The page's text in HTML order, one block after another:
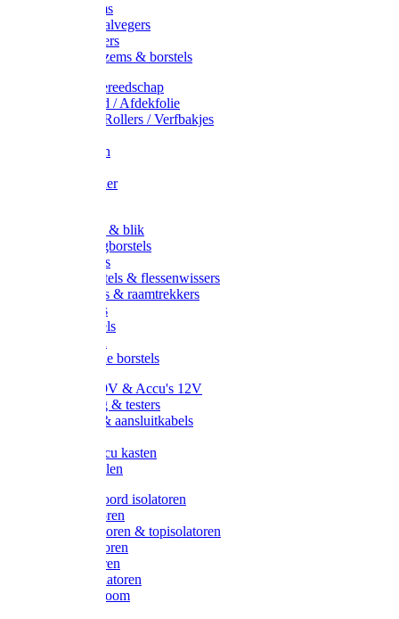
Gootbezems
Kamer-/Zaalvegers
Vloertrekkers
Onkruidbezems & borstels
Schildersgereedschap
Afplakband / Afdekfolie
Kwasten / Rollers / Verfbakjes
Afdekfoliën
Schuurpapier
Handveger & blik
Voetenveegborstels
Handvegers
Afwasborstels & flessenwissers
Wasborstels & raamtrekkers
Tonborstels
Werkborstels
Hygienische borstels
Batterijen 9V & Accu's 12V
Beveiliging & testers
Kabelsets & aansluitkabels
Metalen accu kasten
Zonnepanelen
Draad & koord isolatoren
Ringisolatoren
Extra isolatoren & topisolatoren
Hoekisolatoren
Lintisolatoren
Afstandisolatoren
Isolatorenboom